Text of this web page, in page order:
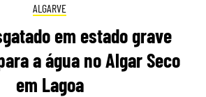
ALGARVE
em estado grave
a água no Algar Seco
em Lagoa